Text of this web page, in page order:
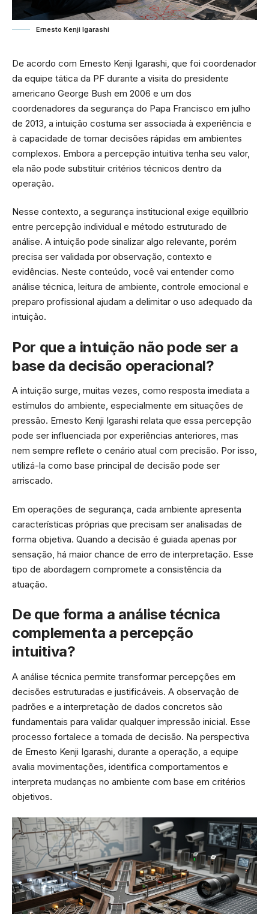
Ernesto Kenji Igarashi
De acordo com Ernesto Kenji Igarashi, que foi coordenador
da equipe tática da PF durante a visita do presidente
americano George Bush em 2006 e um dos
coordenadores da segurança do Papa Francisco em julho
de 2013, a intuição costuma ser associada à experiência e
à capacidade de tomar decisões rápidas em ambientes
complexos. Embora a percepção intuitiva tenha seu valor,
ela não pode substituir critérios técnicos dentro da
operação.
Nesse contexto, a segurança institucional exige equilíbrio
entre percepção individual e método estruturado de
análise. A intuição pode sinalizar algo relevante, porém
precisa ser validada por observação, contexto e
evidências. Neste conteúdo, você vai entender como
análise técnica, leitura de ambiente, controle emocional e
preparo profissional ajudam a delimitar o uso adequado da
intuição.
Por que a intuição não pode ser a
base da decisão operacional?
A intuição surge, muitas vezes, como resposta imediata a
estímulos do ambiente, especialmente em situações de
pressão. Ernesto Kenji Igarashi relata que essa percepção
pode ser influenciada por experiências anteriores, mas
nem sempre reflete o cenário atual com precisão. Por isso,
utilizá-la como base principal de decisão pode ser
arriscado.
Em operações de segurança, cada ambiente apresenta
características próprias que precisam ser analisadas de
forma objetiva. Quando a decisão é guiada apenas por
sensação, há maior chance de erro de interpretação. Esse
tipo de abordagem compromete a consistência da
atuação.
De que forma a análise técnica
complementa a percepção
intuitiva?
A análise técnica permite transformar percepções em
decisões estruturadas e justificáveis. A observação de
padrões e a interpretação de dados concretos são
fundamentais para validar qualquer impressão inicial. Esse
processo fortalece a tomada de decisão. Na perspectiva
de Ernesto Kenji Igarashi, durante a operação, a equipe
avalia movimentações, identifica comportamentos e
interpreta mudanças no ambiente com base em critérios
objetivos.